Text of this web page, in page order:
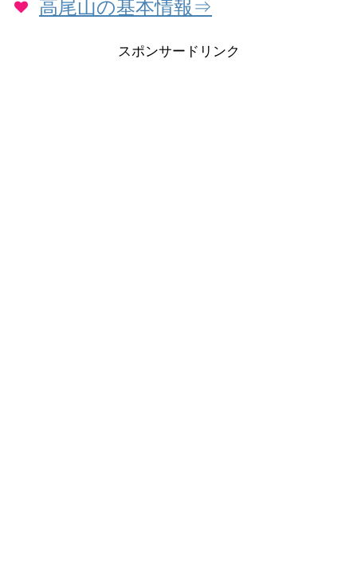
りって実は大変ですよね。何が大変って朝の準備がほんと大変！ふだん通り洗顔し
高尾山の基本情報⇒
スポンサードリンク